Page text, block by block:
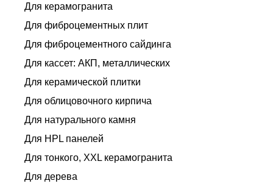
Для керамогранита
Для фиброцементных плит
Для фиброцементного сайдинга
Для кассет: АКП, металлических
Для керамической плитки
Для облицовочного кирпича
Для натурального камня
Для HPL панелей
Для тонкого, XXL керамогранита
Для дерева